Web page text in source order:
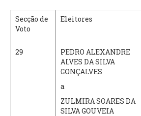
Secção de
Voto
Eleitores
29
PEDRO ALEXANDRE
ALVES DA SILVA
GONÇALVES
a
ZULMIRA SOARES DA
SILVA GOUVEIA